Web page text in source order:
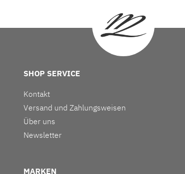
SHOP SERVICE
Kontakt
Versand und Zahlungsweisen
Über uns
Newsletter
MARKEN